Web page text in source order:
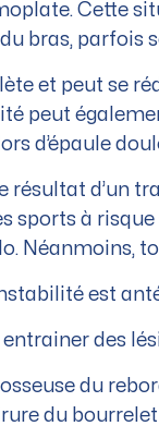
Cette
bras, parfois
et peut se
peut
d’épaule
résultat d’un
sports à
Néanmoins,
est
des
du
du